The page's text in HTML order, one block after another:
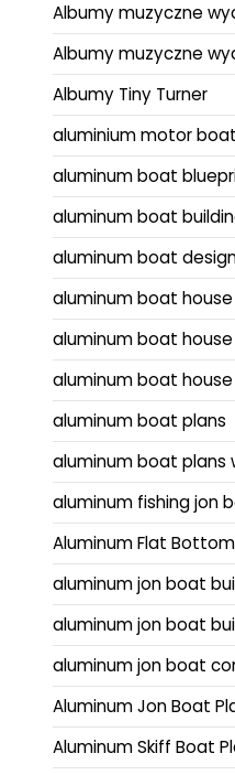
Albumy muzyczne
Albumy muzyczne
Albumy Tiny Turner
aluminium motor
aluminum boat
aluminum boat
aluminum boat
aluminum boat
aluminum boat
aluminum boat
aluminum boat plans
aluminum boat plans
aluminum fishing jon
Aluminum Flat
aluminum jon boat
aluminum jon boat
aluminum jon boat
Aluminum Jon Boat
Aluminum Skiff Boat